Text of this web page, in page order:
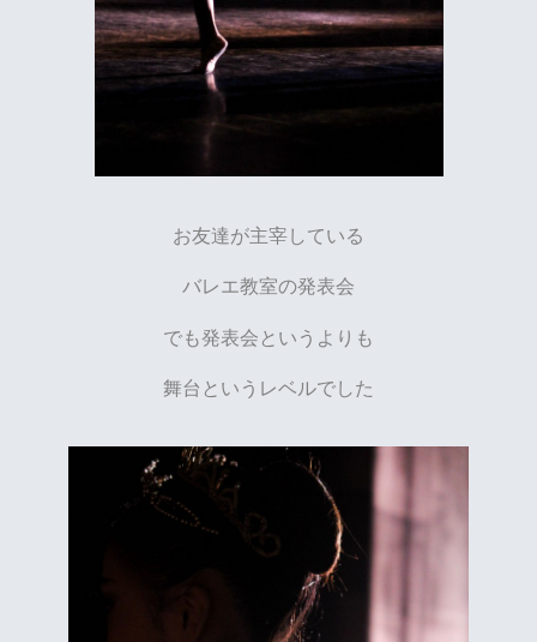
お友達が主宰している
バレエ教室の発表会
でも発表会というよりも
舞台というレベルでした